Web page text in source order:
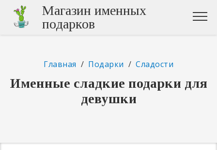
Магазин именных
подарков
Главная / Подарки / Сладости
Именные сладкие подарки для
девушки